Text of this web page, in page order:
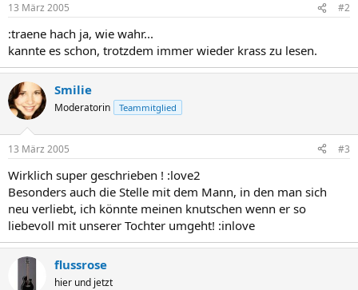
13 März 2005 #2
:traene hach ja, wie wahr...
kannte es schon, trotzdem immer wieder krass zu lesen.
Smilie
Moderatorin Teammitglied
13 März 2005 #3
Wirklich super geschrieben ! :love2
Besonders auch die Stelle mit dem Mann, in den man sich
neu verliebt, ich könnte meinen knutschen wenn er so
liebevoll mit unserer Tochter umgeht! :inlove
flussrose
hier und jetzt